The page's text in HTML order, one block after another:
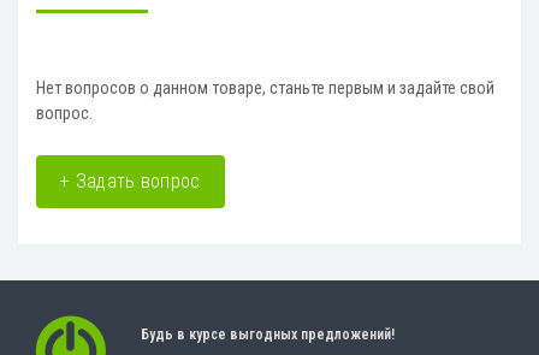
Нет вопросов о данном товаре, станьте первым и задайте свой
вопрос.
+ Задать вопрос
Будь в курсе выгодных предложений!